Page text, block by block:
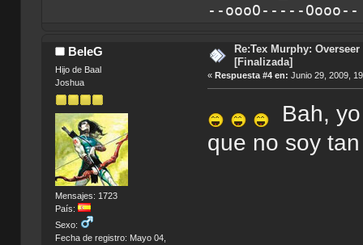
--oooO-----
BeleG
Hijo de Baal
Joshua
Mensajes: 1723
País:
Sexo:
Fecha de registro: Mayo 04,
Re:Tex Murphy:
[Finalizada]
«Respuesta #4 en: Junio 29, 2009,
Bah,
que no soy